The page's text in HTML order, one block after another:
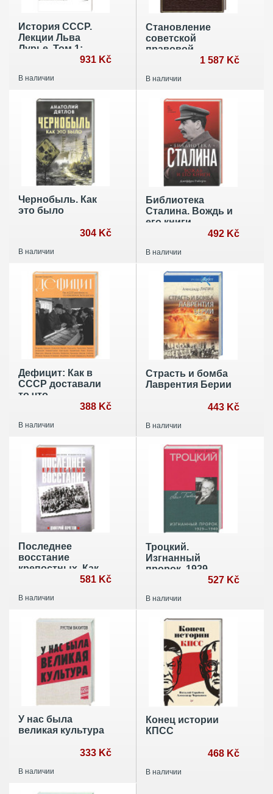
История СССР.
Лекции Льва
Лурье. Том 1:
Шпаргалка по
для
931 Kč
В наличии
Становление
советской
правовой
1 587 Kč
В наличии
Чернобыль. Как
это было
304 Kč
В наличии
Библиотека
Сталина. Вождь и
его книги
492 Kč
В наличии
Дефицит: Как в
СССР доставали
то,что
невозможно было
388 Kč
В наличии
Страсть и бомба
Лаврентия Берии
443 Kč
В наличии
Последнее
восстание
крепостных. Как
Первая мировая
всё
581 Kč
В наличии
Троцкий.
Изгнанный
пророк. 1929—
527 Kč
В наличии
У нас была
великая культура
333 Kč
В наличии
Конец истории
КПСС
468 Kč
В наличии